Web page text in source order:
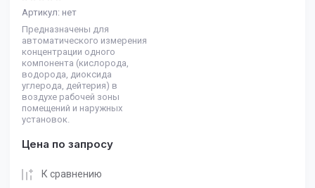
Артикул: нет
Предназначены для
автоматического измерения
концентрации одного
компонента (кислорода,
водорода, диоксида
углерода, дейтерия) в
воздухе рабочей зоны
помещений и наружных
установок.
Цена по запросу
К сравнению